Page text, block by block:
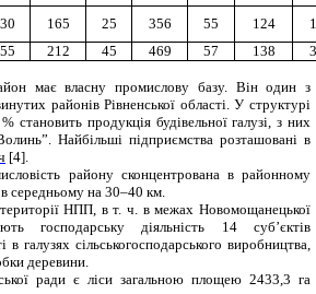
30 165 25 356 55 124
55 212 45 469 57 138
має власну промислову базу. Він один з
районів Рівненської області. У структурі
становить продукція будівельної галузі, з них
Найбільші підприємства розташовані в
[4].
району сконцентрована в районному
середньому на 30–40 км.
НПП, в т. ч. в межах Новомощанецької
господарську діяльність 14 суб’єктів
в галузях сільськогосподарського виробництва,
деревини.
ради є ліси загальною площею 2433,3 га